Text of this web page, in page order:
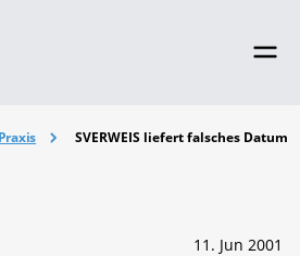
Praxis SVERWEIS liefert falsches Datum
11. Jun 2001